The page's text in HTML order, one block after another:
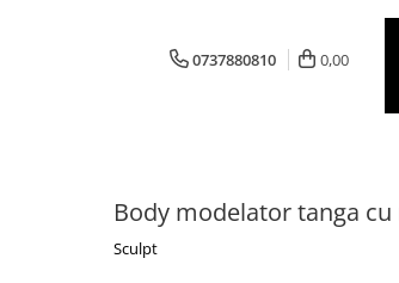
0737880810 0,00
Body modelator tanga
Sculpt